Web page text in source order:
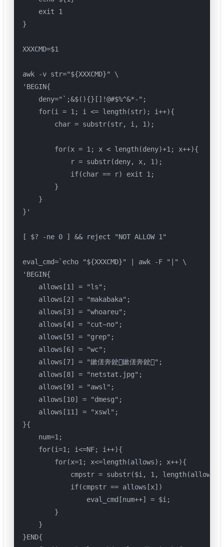
    exit 1
}
XXXCMD=$1
awk -v str="${XXXCMD}" \
'BEGIN{
    deny="`;&$(){}[]!@#$%^&*-";
    for(i = 1; i <= length(str); i++){
        char = substr(str, i, 1);
        for(x = 1; x < length(deny)+1; x++){
            r = substr(deny, x, 1);
            if(char == r) exit 1;
        }
    }
}'
[ $? -ne 0 ] && reject "NOT ALLOW 1"
eval_cmd=`echo "${XXXCMD}" | awk -F "|" \
'BEGIN{
    allows[1] = "ls";
    allows[2] = "makabaka";
    allows[3] = "whoareu";
    allows[4] = "cut~no";
    allows[5] = "grep";
    allows[6] = "wc";
    allows[7] = "鏉傞奔鉂鏉傞奔鉂";
    allows[8] = "netstat.jpg";
    allows[9] = "awsl";
    allows[10] = "dmesg";
    allows[11] = "xswl";
}{
    num=1;
    for(i=1; i<=NF; i++){
        for(x=1; x<=length(allows); x++){
cmpstr = substr($i, 1,
            if(cmpstr == allows[x])
                eval_cmd[num++] = $i;
        }
    }
}END{